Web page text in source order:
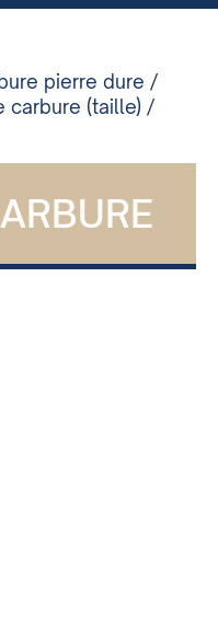
pierre dure /
carbure (taille) /